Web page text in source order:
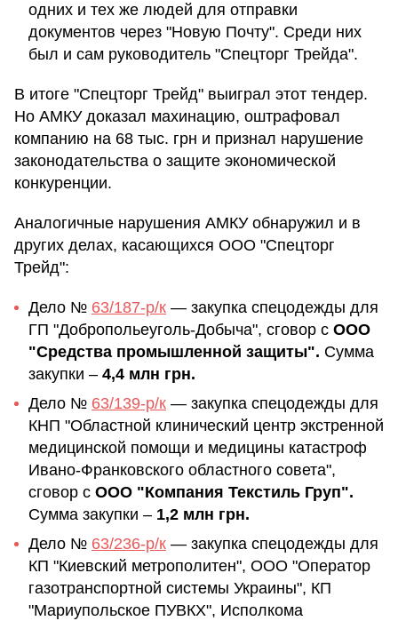
одних и тех же людей для отправки
документов через "Новую Почту". Среди них
был и сам руководитель "Спецторг Трейда".
В итоге "Спецторг Трейд" выиграл этот тендер.
Но АМКУ доказал махинацию, оштрафовал
компанию на 68 тыс. грн и признал нарушение
законодательства о защите экономической
конкуренции.
Аналогичные нарушения АМКУ обнаружил и в
других делах, касающихся ООО "Спецторг
Трейд":
Дело № 63/187-р/к — закупка спецодежды для
ГП "Добропольеуголь-Добыча", сговор с ООО
"Средства промышленной защиты". Сумма
закупки – 4,4 млн грн.
Дело № 63/139-р/к — закупка спецодежды для
КНП "Областной клинический центр экстренной
медицинской помощи и медицины катастроф
Ивано-Франковского областного совета",
сговор с ООО "Компания Текстиль Груп".
Сумма закупки – 1,2 млн грн.
Дело № 63/236-р/к — закупка спецодежды для
КП "Киевский метрополитен", ООО "Оператор
газотранспортной системы Украины", КП
"Мариупольское ПУВКХ", Исполкома